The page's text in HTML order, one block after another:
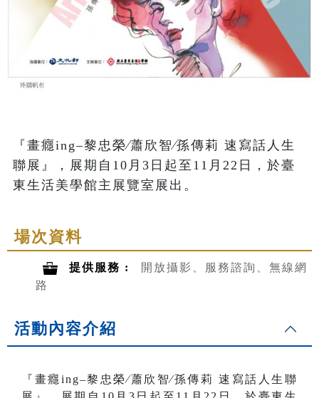
『畫癮ing–黎忠榮∕蕭欣智∕孫傳莉 速寫話人生
聯展』，展期自10月3日起至11月22日，於臺
東生活美學館主展覽室展出。
場次資料
提供服務 :
開放攝影、服務諮詢、無線網
路
活動內容介紹
『畫癮ing–黎忠榮∕蕭欣智∕孫傳莉 速寫話人生聯